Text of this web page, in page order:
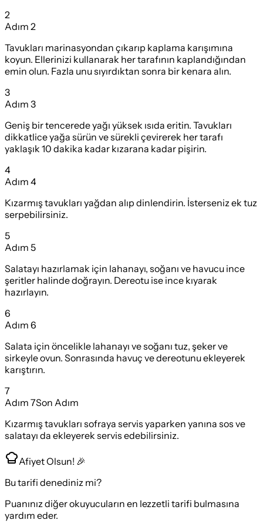
2
Adım 2
Tavukları marinasyondan çıkarıp kaplama karışımına
koyun. Ellerinizi kullanarak her tarafının kaplandığından
emin olun. Fazla unu sıyırdıktan sonra bir kenara alın.
3
Adım 3
Geniş bir tencerede yağı yüksek ısıda eritin. Tavukları
dikkatlice yağa sürün ve sürekli çevirerek her tarafı
yaklaşık 10 dakika kadar kızarana kadar pişirin.
4
Adım 4
Kızarmış tavukları yağdan alıp dinlendirin. İsterseniz ek tuz
serpebilirsiniz.
5
Adım 5
Salatayı hazırlamak için lahanayı, soğanı ve havucu ince
şeritler halinde doğrayın. Dereotu ise ince kıyarak
hazırlayın.
6
Adım 6
Salata için öncelikle lahanayı ve soğanı tuz, şeker ve
sirkeyle ovun. Sonrasında havuç ve dereotunu ekleyerek
karıştırın.
7
Adım 7Son Adım
Kızarmış tavukları sofraya servis yaparken yanına sos ve
salatayı da ekleyerek servis edebilirsiniz.
Afiyet Olsun! 🎉
Bu tarifi denediniz mi?
Puanınız diğer okuyucuların en lezzetli tarifi bulmasına
yardım eder.